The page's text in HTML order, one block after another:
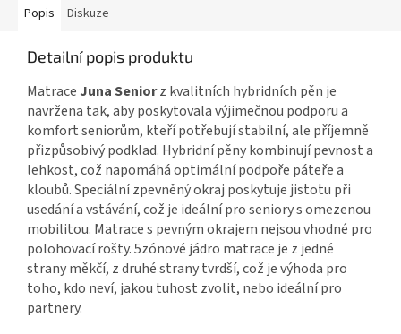
Popis Diskuze
Detailní popis produktu
Matrace Juna Seniorz kvalitních hybridních pěn je
navržena tak, aby poskytovala výjimečnou podporu a
komfort seniorům, kteří potřebují stabilní, ale příjemně
přizpůsobivý podklad. Hybridní pěny kombinují pevnost a
lehkost, což napomáhá optimální podpoře páteře a
kloubů. Speciální zpevněný okraj poskytuje jistotu při
usedání a vstávání, což je ideální pro seniory s omezenou
mobilitou. Matrace s pevným okrajem nejsou vhodné pro
polohovací rošty. 5zónové jádro matrace je z jedné
strany měkčí, z druhé strany tvrdší, což je výhoda pro
toho, kdo neví, jakou tuhost zvolit, nebo ideální pro
partnery.